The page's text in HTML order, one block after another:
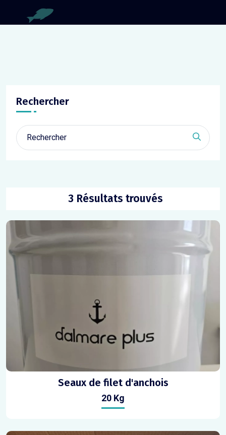
Rechercher
Click
3 Résultats trouvés
Seaux de filet d'anchois
20 Kg